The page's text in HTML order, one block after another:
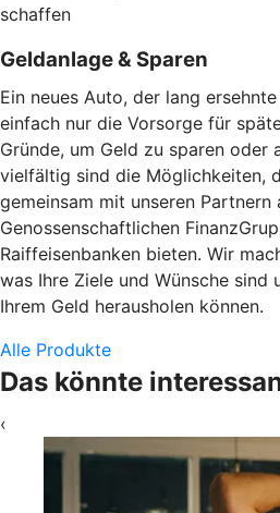
schaffen
Geldanlage & Sparen
Ein neues Auto, der lang
einfach nur die Vorsorge für
Gründe, um Geld zu sparen oder
vielfältig sind die Möglichkeiten,
gemeinsam mit unseren Partnern
Genossenschaftlichen
Raiffeisenbanken bieten. Wir
was Ihre Ziele und Wünsche sind
Ihrem Geld herausholen können.
Alle Produkte
Das könnte
‹